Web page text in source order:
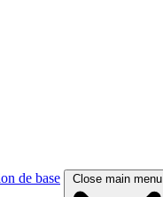
de base Close main menu